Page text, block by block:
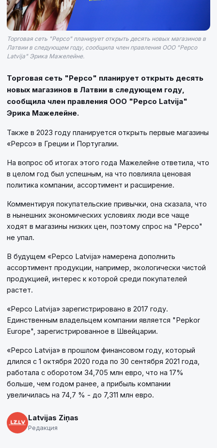
Торговая сеть "Pepco" планирует открыть десять новых магазинов в
Латвии в следующем году, сообщила член правления ООО "Pepco
Latvija" Эрика Мажелейне.
Торговая сеть "Pepco" планирует открыть десять
новых магазинов в Латвии в следующем году,
сообщила член правления ООО "Pepco Latvija"
Эрика Мажелейне.
Также в 2023 году планируется открыть первые магазины
«Pepco» в Греции и Португалии.
На вопрос об итогах этого года Мажелейне ответила, что
в целом год был успешным, на что повлияла ценовая
политика компании, ассортимент и расширение.
Комментируя покупательские привычки, она сказала, что
в нынешних экономических условиях люди все чаще
ходят в магазины низких цен, поэтому спрос на "Pepco"
не упал.
В будущем «Pepco Latvija» намерена дополнить
ассортимент продукции, например, экологически чистой
продукцией, интерес к которой среди покупателей
растет.
«Pepco Latvija» зарегистрировано в 2017 году.
Единственным владельцем компании является "Pepkor
Europe", зарегистрированное в Швейцарии.
«Pepco Latvija» в прошлом финансовом году, который
длился с 1 октября 2020 года по 30 сентября 2021 года,
работала с оборотом 34,705 млн евро, что на 17%
больше, чем годом ранее, а прибыль компании
увеличилась на 74,7 % - до 7,311 млн евро.
Latvijas Ziņas
Редакция